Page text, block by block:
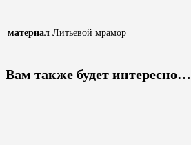
материал Литьевой мрамор
Вам также будет интересно…